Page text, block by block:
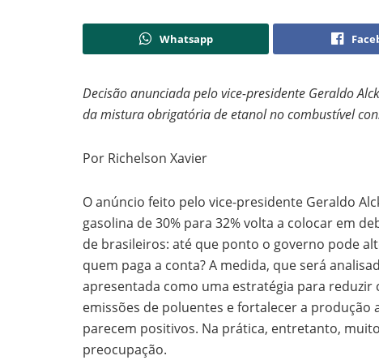
Whatsapp
Decisão anunciada pelo vice-presidente Geraldo
da mistura obrigatória de etanol no combustível
Por Richelson Xavier
O anúncio feito pelo vice-presidente Geraldo
gasolina de 30% para 32% volta a colocar em
de brasileiros: até que ponto o governo pode
quem paga a conta? A medida, que será
apresentada como uma estratégia para
emissões de poluentes e fortalecer a
parecem positivos. Na prática, entretanto,
preocupação.